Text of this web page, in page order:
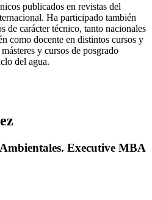
publicados en revistas del
Ha participado también
de carácter técnico, tanto nacionales
como docente en distintos cursos y
y cursos de posgrado
del agua.
Executive MBA